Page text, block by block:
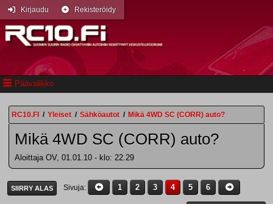
Päävalikko
Kirjaudu Rekisteröidy
RC10.FI / Yleiset / Sähköautot / Mikä 4WD SC (CORR) auto?
Mikä 4WD SC (CORR) auto?
Aloittaja OV, 01.01.10 - klo: 22.29
SIIRRY ALAS Sivuja 1 2 3 4 5 6